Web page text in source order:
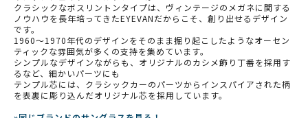
クラシックなボスリントンタイプは、ヴィンテージのメガネに関する
ノウハウを長年培ってきたEYEVANだからこそ、創り出せるデザイン
です。
1960～1970年代のデザインをそのまま掘り起こしたようなオーセン
ティックな雰囲気が多くの支持を集めています。
シンプルなデザインながらも、オリジナルのカシメ飾り丁番を採用す
るなど、細かいパーツにも
テンプル芯には、クラシックカーのパーツからインスパイアされた柄
を表裏に彫り込んだオリジナル芯を採用しています。